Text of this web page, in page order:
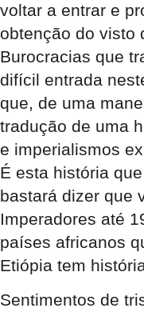
voltar a entrar e
obtenção do visto
Burocracias que
difícil entrada
que, de uma
tradução de uma
e imperialismos
É esta história
bastará dizer que
Imperadores até
países africanos
Etiópia tem
Sentimentos de